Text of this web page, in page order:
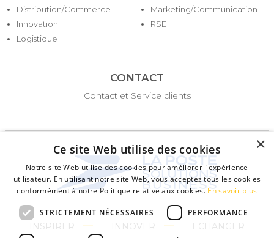
Distribution/Commerce
Innovation
Logistique
Marketing/Communication
RSE
CONTACT
Contact et Service clients
INSPIRER INNOVER ECHANGER
×
Ce site Web utilise des cookies
Notre site Web utilise des cookies pour améliorer l'expérience
utilisateur. En utilisant notre site Web, vous acceptez tous les cookies
conformément à notre Politique relative aux cookies.En savoir plus
STRICTEMENT NÉCESSAIRES PERFORMANCE